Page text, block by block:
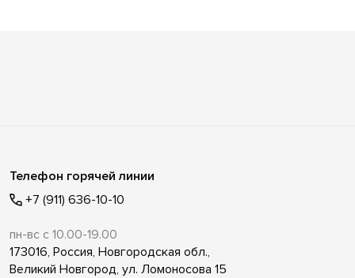
Телефон горячей линии
+7 (911) 636-10-10
пн-вс с 10.00-19.00
173016, Россия, Новгородская обл.,
Великий Новгород, ул. Ломоносова 15